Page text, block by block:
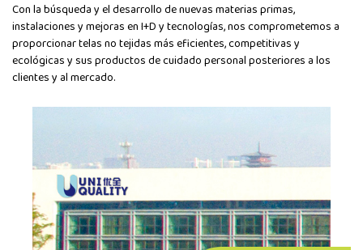
Con la búsqueda y el desarrollo de nuevas materias primas,
instalaciones y mejoras en I+D y tecnologías, nos comprometemos a
proporcionar telas no tejidas más eficientes, competitivas y
ecológicas y sus productos de cuidado personal posteriores a los
clientes y al mercado.